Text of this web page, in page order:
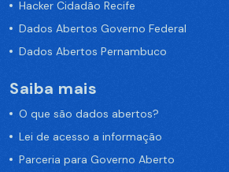
Hacker Cidadão Recife
Dados Abertos Governo Federal
Dados Abertos Pernambuco
Saiba mais
O que são dados abertos?
Lei de acesso a informação
Parceria para Governo Aberto